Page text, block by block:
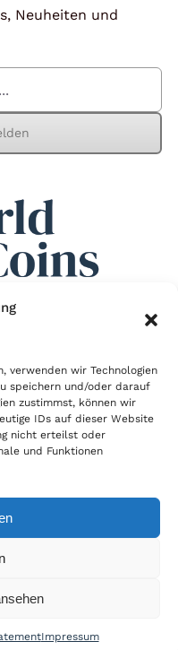
verwenden wir Technologien
speichern und/oder darauf
zustimmst, können wir
IDs auf dieser Website
nicht erteilst oder
und Funktionen
Impressum
Neuheiten und
sicheren und
Auch wir sind wie
im Händlerbund
Versand